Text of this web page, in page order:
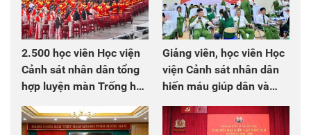
2.500 học viên Học viện
Cảnh sát nhân dân tổng
hợp luyện màn Trống hội
chào mừng Đại hội Đảng
Giảng viên, học viên Học
viện Cảnh sát nhân dân
hiến máu giúp dân và
đồng đội